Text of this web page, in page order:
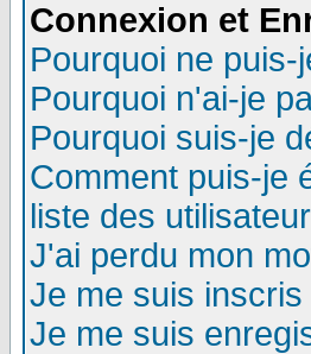
Connexion et
Pourquoi ne
Pourquoi n'ai-je
Pourquoi suis-je
Comment puis-je
liste des
J'ai perdu mon
Je me suis
Je me suis